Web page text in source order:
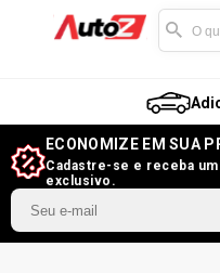
ECONOMIZE EM SUA
Cadastre-se e receba
exclusivo.